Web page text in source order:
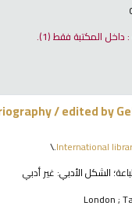
: داخل المكتبة فقط(1).
/edited by
International
؛ الشكل الأدبي: غير أدبي
London ;